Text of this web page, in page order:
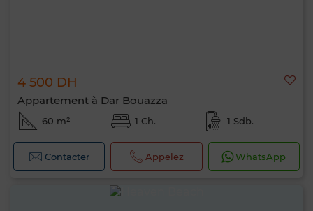
4 500 DH
Appartement à Dar Bouazza
60 m² 1 Ch. 1 Sdb.
Contacter Appelez WhatsApp